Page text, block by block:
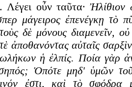
Λέγει οὖν ταῦτα·Ἠλίθιον
μάγειρος ἐπενέγκῃ τὸ
δὲ μόνους διαμενεῖν,
ἀποθανόντας αὐταῖς
ἡ ἐλπίς. Ποία γὰρ
Ὁπότε μηδ' ὑμῶν
ἐστι, καὶ τὸ σφόδρα